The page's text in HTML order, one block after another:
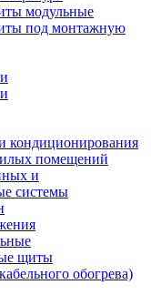
модульные
под монтажную
кондиционирования
помещений
и
системы
щиты
обогрева)